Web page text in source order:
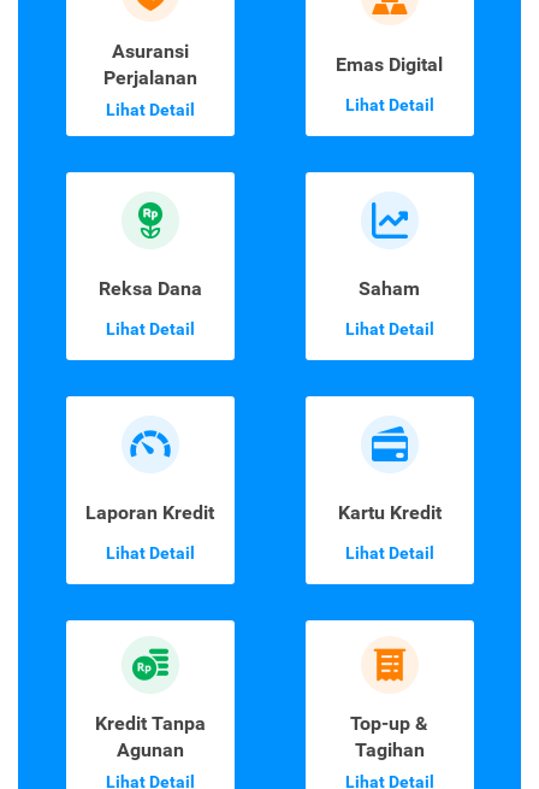
Asuransi
Perjalanan
Lihat Detail
Emas Digital
Lihat Detail
Reksa Dana
Lihat Detail
Saham
Lihat Detail
Laporan Kredit
Lihat Detail
Kartu Kredit
Lihat Detail
Kredit Tanpa
Agunan
Lihat Detail
Top-up &
Tagihan
Lihat Detail